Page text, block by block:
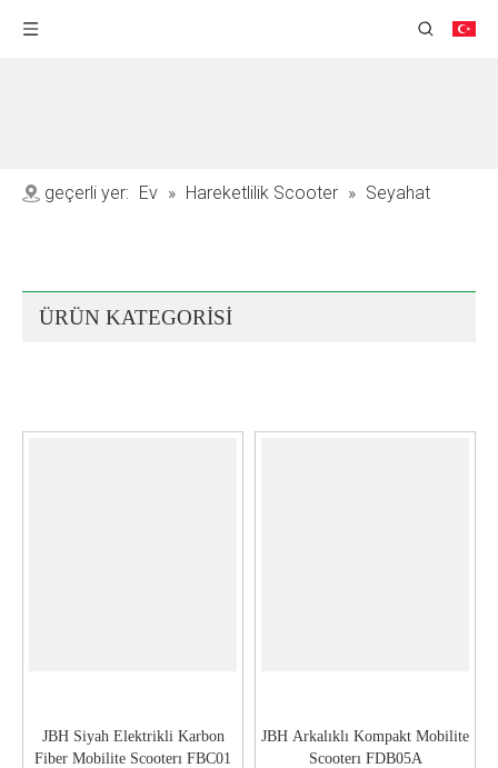
geçerli yer: Ev » Hareketlilik Scooter » Seyahat
ÜRÜN KATEGORİSİ
JBH Siyah Elektrikli Karbon
Fiber Mobilite Scooterı FBC01
JBH Arkalıklı Kompakt Mobilite
Scooterı FDB05A